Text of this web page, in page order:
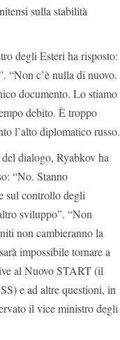
sulla stabilità
degli Esteri ha risposto:
“Non c’è nulla di nuovo.
documento. Lo stiamo
debito. È troppo
l’alto diplomatico russo.
dialogo, Ryabkov ha
“No. Stanno
sul controllo degli
sviluppo”. “Non
non cambieranno la
impossibile tornare a
al Nuovo START (il
e ad altre questioni, in
il vice ministro degli